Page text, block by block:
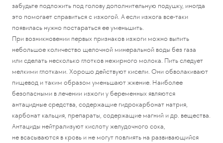
забудьте подложить под голову дополнительную подушку, иногда
это помогает справиться с изжогой. А если изжога все-таки
появилась нужно постараться ее уменьшить.
При возникновении первых признаков изжоги можно выпить
небольшое количество щелочной минеральной воды без газа
или сделать несколько глотков нежирного молока. Пить следует
мелкими глотками. Хорошо действуют кисели. Они обволакивают
пищевод и таким образом уменьшают жжение. Наиболее
безопасными в лечении изжоги у беременных являются
антацидные средства, содержащие гидрокарбонат натрия,
карбонат кальция, препараты, содержащие магний и др. вещества.
Антациды нейтрализуют кислоту желудочного сока,
не всасываются в кровь и не могут повлиять на развивающийся